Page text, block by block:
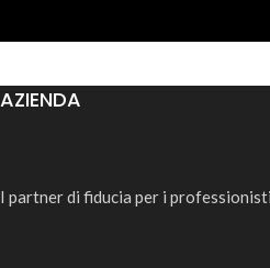
AZIENDA
I partner di fiducia per i